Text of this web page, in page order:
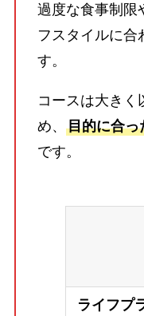
過度な食事制限
フスタイルに合
す。
コースは大きく
め、 目的に合っ
です。
ライフプ